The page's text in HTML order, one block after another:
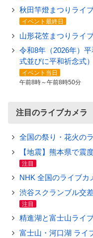
秋田竿燈まつりライ
イベント最終日
山形花笠まつりライ
令和8年（2026年）
式並びに平和祈念式
イベント当日
午前8時～午前8時50分
注目のライブカメラ
全国の祭り・花火の
【地震】熊本県で震
注目
NHK 全国のライブカ
渋谷スクランブル交
注目
精進湖と富士山ライ
富士山・河口湖 ライ